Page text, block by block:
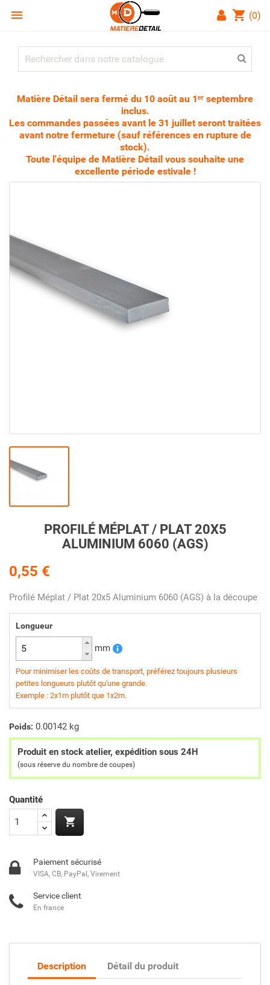
 shopping_cart (0)
Matière Détail sera fermé du 10 août au 1ᵉʳ septembre
inclus.
Les commandes passées avant le 31 juillet seront traitées
avant notre fermeture (sauf références en rupture de
stock).
Toute l'équipe de Matière Détail vous souhaite une
excellente période estivale !
PROFILÉ MÉPLAT / PLAT 20X5
ALUMINIUM 6060 (AGS)
0,55 €
Profilé Méplat / Plat 20x5 Aluminium 6060 (AGS) à la découpe
Longueur
mm
Pour minimiser les coûts de transport, préférez toujours plusieurs
petites longueurs plutôt qu'une grande.
Exemple : 2x1m plutôt que 1x2m.
Poids: 0.00142 kg
Produit en stock atelier, expédition sous 24H
(sous réserve du nombre de coupes)
Quantité

Paiement sécurisé
VISA, CB, PayPal, Virement
Service client
En france
Description Détail du produit